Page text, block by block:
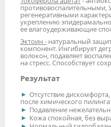
регенеративными
укреплению
ее влагоудерживающие
Эктоин - натуральный
компонент. Ингибирует
волокон, подавляет
на стресс. Способствует
Результат
Отсутствие дискомфорта,
после химического пилинга
Подавление
Кожа спокойная, без